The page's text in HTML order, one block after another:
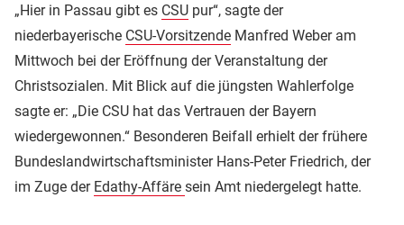
„Hier in Passau gibt es CSU pur“, sagte der
niederbayerische CSU-Vorsitzende Manfred Weber am
Mittwoch bei der Eröffnung der Veranstaltung der
Christsozialen. Mit Blick auf die jüngsten Wahlerfolge
sagte er: „Die CSU hat das Vertrauen der Bayern
wiedergewonnen.“ Besonderen Beifall erhielt der frühere
Bundeslandwirtschaftsminister Hans-Peter Friedrich, der
im Zuge der Edathy-Affäre sein Amt niedergelegt hatte.